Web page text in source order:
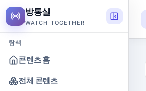
방통실
WATCH TOGETHER
탐색
콘텐츠 홈
전체 콘텐츠